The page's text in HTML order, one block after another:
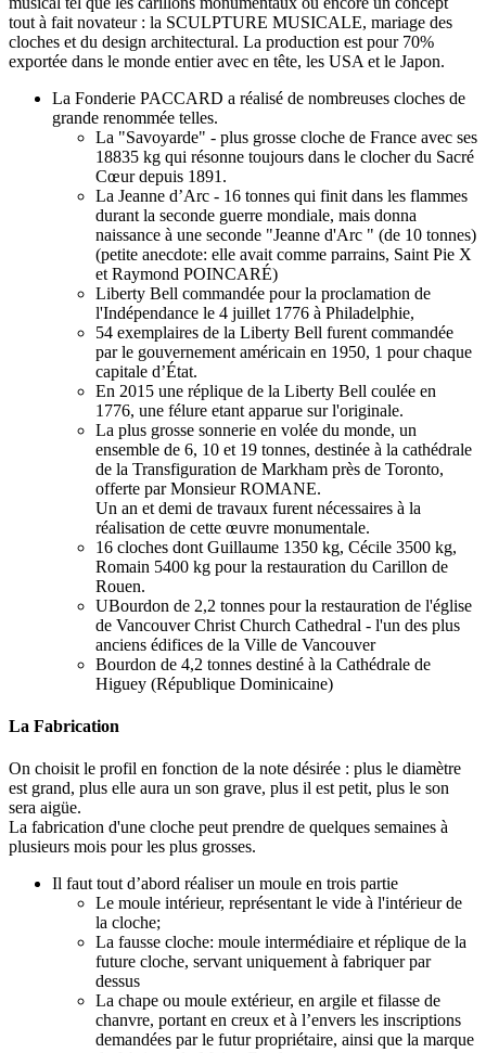
tout à fait novateur : la SCULPTURE MUSICALE, mariage des
cloches et du design architectural. La production est pour 70%
exportée dans le monde entier avec en tête, les USA et le Japon.
La Fonderie PACCARD a réalisé de nombreuses cloches de
grande renommée telles.
La "Savoyarde" - plus grosse cloche de France avec ses
18835 kg qui résonne toujours dans le clocher du Sacré
Cœurdepuis 1891.
La Jeanne d’Arc - 16 tonnes qui finit dans les flammes
durant la seconde guerre mondiale, mais donna
naissance à une seconde "Jeanne d'Arc " (de 10 tonnes)
(petite anecdote: elle avait comme parrains, Saint Pie X
et Raymond POINCARÉ)
Liberty Bell commandée pour la proclamation de
l'Indépendance le 4 juillet 1776 à Philadelphie,
54 exemplaires de la Liberty Bell furent commandée
par le gouvernement américain en 1950, 1 pour chaque
capitale d’État.
En 2015 une réplique de la Liberty Bell coulée en
1776, une félure etant apparue sur l'originale.
La plus grosse sonnerie en volée du monde, un
ensemble de 6, 10 et 19 tonnes, destinée à la cathédrale
de la Transfiguration de Markham près de Toronto,
offerte parMonsieur ROMANE.
Un an et demi de travaux furent nécessaires à la
réalisation de cette œuvre monumentale.
16 cloches dont Guillaume 1350 kg, Cécile 3500 kg,
Romain 5400 kg pour la restauration du Carillon de
Rouen.
UBourdon de 2,2 tonnes pour la restauration de l'église
de Vancouver Christ Church Cathedral - l'un des plus
anciens édifices de la Ville de Vancouver
Bourdon de 4,2 tonnes destiné à la Cathédrale de
Higuey (République Dominicaine)
La Fabrication
On choisit le profil en fonction de la note désirée : plus le diamètre
est grand, plus elle aura un son grave, plus il est petit, plus le son
sera aigüe.
La fabrication d'une cloche peut prendre de quelques semaines à
plusieurs mois pour les plus grosses.
Il faut tout d’abord réaliser un moule en trois partie
Le moule intérieur, représentant le vide à l'intérieur de
la cloche;
La fausse cloche: moule intermédiaire et réplique de la
future cloche, servant uniquement à fabriquer par
dessus
La chape ou moule extérieur, en argile et filasse de
chanvre, portant en creux et à l’envers les inscriptions
demandées par le futur propriétaire, ainsi que la marque